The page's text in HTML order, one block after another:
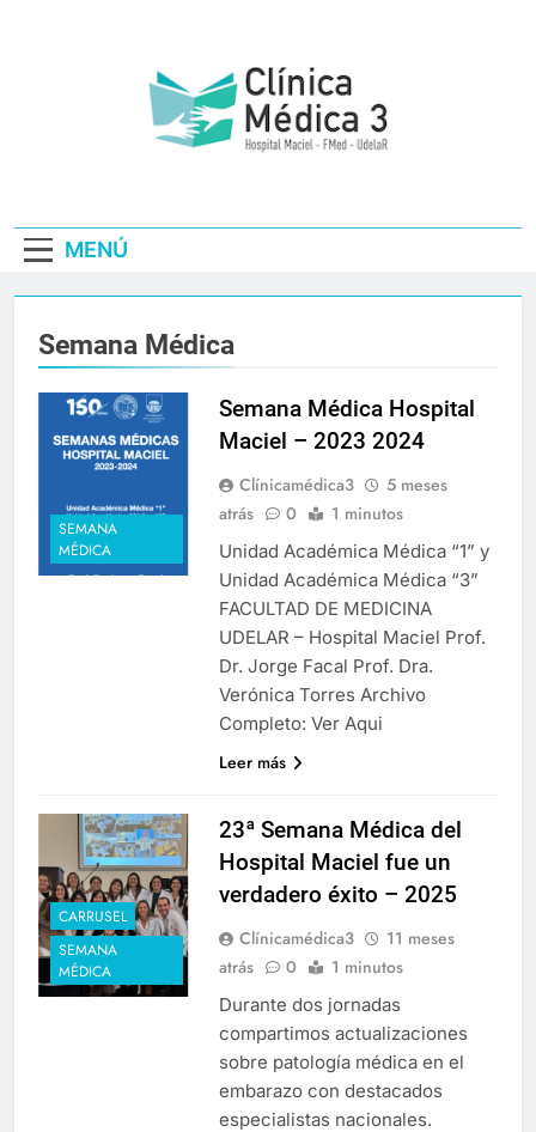
– Hospital
Maciel | Fmed
MENÚ
Semana Médica
SEMANA
MÉDICA
Semana Médica Hospital
Maciel – 2023 2024
Clínicamédica3
5 meses
atrás
0 1 minutos
Unidad Académica Médica “1” y
Unidad Académica Médica “3”
FACULTAD DE MEDICINA
UDELAR – Hospital Maciel Prof.
Dr. Jorge Facal Prof. Dra.
Verónica Torres Archivo
Completo: Ver Aqui
Leer más
CARRUSEL
SEMANA
MÉDICA
23ª Semana Médica del
Hospital Maciel fue un
verdadero éxito – 2025
Clínicamédica3
11 meses
atrás
0 1 minutos
Durante dos jornadas
compartimos actualizaciones
sobre patología médica en el
embarazo con destacados
especialistas nacionales.